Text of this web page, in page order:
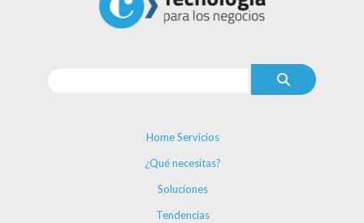
Home Servicios
¿Qué necesitas?
Soluciones
Tendencias